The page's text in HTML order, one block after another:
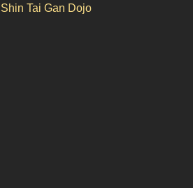
Shin Tai Gan Dojo